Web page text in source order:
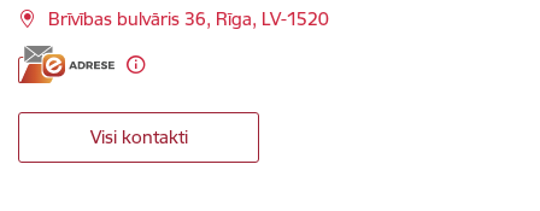
Brīvības bulvāris 36, Rīga, LV-1520
Visi kontakti